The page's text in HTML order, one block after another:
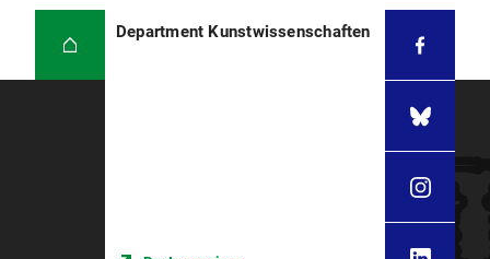
mythos-oder-maerchen-zr-8302386.html
Department Kunstwissenschaften